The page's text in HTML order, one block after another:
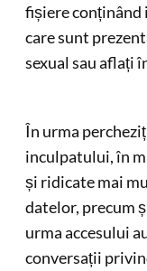
fișiere conținând
care sunt
sexual sau aflați
În urma
inculpatului, în
și ridicate mai
datelor, precum
urma accesului
conversații